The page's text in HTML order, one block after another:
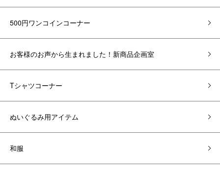
500円ワンコインコーナー
お客様のお声から生まれました！新商品企画室
Tシャツコーナー
ぬいぐるみ用アイテム
和服